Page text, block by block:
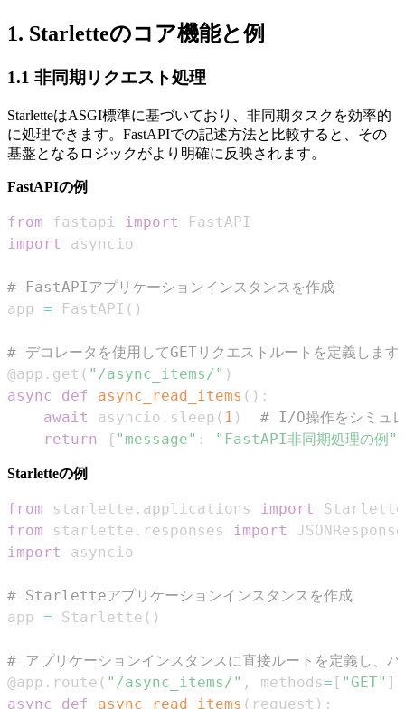
1. Starletteのコア機能と例
1.1 非同期リクエスト処理
StarletteはASGI標準に基づいており、非同期タスクを効率的
に処理できます。FastAPIでの記述方法と比較すると、その
基盤となるロジックがより明確に反映されます。
FastAPIの例
from fastapi import
import
# FastAPIアプリケーションインスタンスを作成
app = FastAPI ( )
# デコレータを使用してGETリクエストルートを定義しま
@app . get ( "/async_items/" )
async
def async_read_items ( ) :
await
asyncio . sleep ( 1 )
# I/O操作をシミュレ
return
{ "message" : "FastAPI非同期処理の例"
Starletteの例
from starlette . applications
import
from starlette . responses
import
import
# Starletteアプリケーションインスタンスを作成
app = Starlette ( )
# アプリケーションインスタンスに直接ルートを定義し、
@app . route ( "/async_items/" , methods= [ "GET" ]
async
def async_read_items ( request ) :